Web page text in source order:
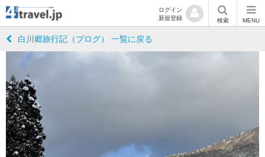
ログイン
新規登録
検索 MENU
白川郷旅行記（ブログ） 一覧に戻る